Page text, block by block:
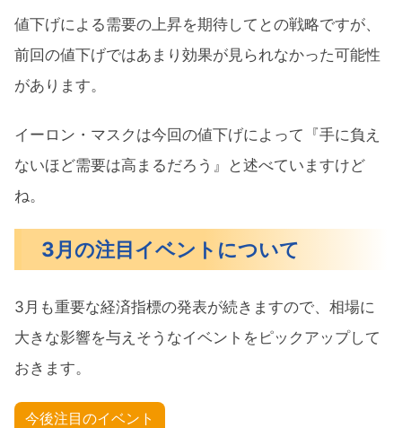
値下げによる需要の上昇を期待してとの戦略ですが、
前回の値下げではあまり効果が見られなかった可能性
があります。
イーロン・マスクは今回の値下げによって『手に負え
ないほど需要は高まるだろう』と述べていますけど
ね。
3月の注目イベントについて
3月も重要な経済指標の発表が続きますので、相場に
大きな影響を与えそうなイベントをピックアップして
おきます。
今後注目のイベント